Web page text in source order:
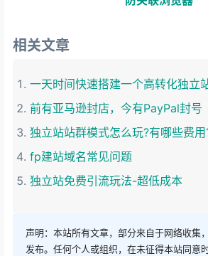
相关文章
一天时间快速搭建一个高转化独立
前有亚马逊封店，今有PayPal封号
独立站站群模式怎么玩?有哪些费用
fp建站域名常见问题
独立站免费引流玩法-超低成本
声明：本站所有文章，部分来自于网络收集
发布。任何个人或组织，在未征得本站同意